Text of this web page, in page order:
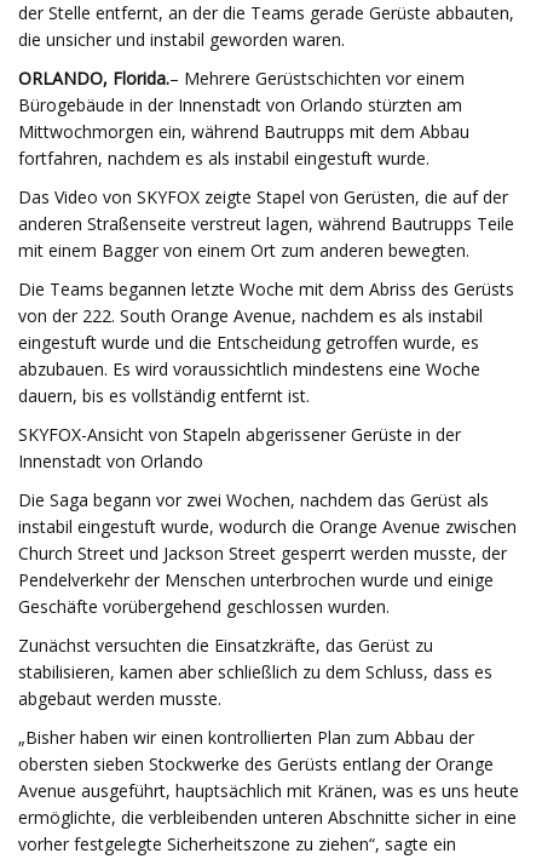
der Stelle entfernt, an der die Teams gerade Gerüste abbauten,
die unsicher und instabil geworden waren.
ORLANDO, Florida.– Mehrere Gerüstschichten vor einem
Bürogebäude in der Innenstadt von Orlando stürzten am
Mittwochmorgen ein, während Bautrupps mit dem Abbau
fortfahren, nachdem es als instabil eingestuft wurde.
Das Video von SKYFOX zeigte Stapel von Gerüsten, die auf der
anderen Straßenseite verstreut lagen, während Bautrupps Teile
mit einem Bagger von einem Ort zum anderen bewegten.
Die Teams begannen letzte Woche mit dem Abriss des Gerüsts
von der 222. South Orange Avenue, nachdem es als instabil
eingestuft wurde und die Entscheidung getroffen wurde, es
abzubauen. Es wird voraussichtlich mindestens eine Woche
dauern, bis es vollständig entfernt ist.
SKYFOX-Ansicht von Stapeln abgerissener Gerüste in der
Innenstadt von Orlando
Die Saga begann vor zwei Wochen, nachdem das Gerüst als
instabil eingestuft wurde, wodurch die Orange Avenue zwischen
Church Street und Jackson Street gesperrt werden musste, der
Pendelverkehr der Menschen unterbrochen wurde und einige
Geschäfte vorübergehend geschlossen wurden.
Zunächst versuchten die Einsatzkräfte, das Gerüst zu
stabilisieren, kamen aber schließlich zu dem Schluss, dass es
abgebaut werden musste.
„Bisher haben wir einen kontrollierten Plan zum Abbau der
obersten sieben Stockwerke des Gerüsts entlang der Orange
Avenue ausgeführt, hauptsächlich mit Kränen, was es uns heute
ermöglichte, die verbleibenden unteren Abschnitte sicher in eine
vorher festgelegte Sicherheitszone zu ziehen“, sagte ein